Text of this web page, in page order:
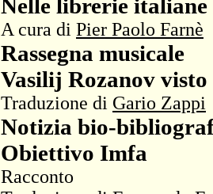
Nelle librerie italiane
A cura di Pier Paolo Farnè
Rassegna musicale
Vasilij Rozanov
Traduzione di Gario Zappi
Notizia bio-
Obiettivo Imfa
Racconto